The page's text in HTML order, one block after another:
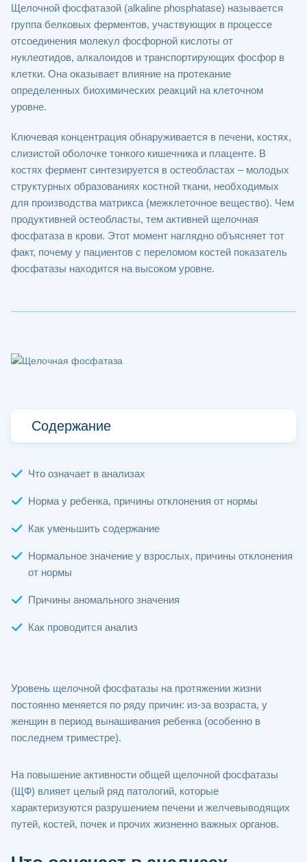
Щелочной фосфатазой (alkaline phosphatase) называется
группа белковых ферментов, участвующих в процессе
отсоединения молекул фосфорной кислоты от
нуклеотидов, алкалоидов и транспортирующих фосфор в
клетки. Она оказывает влияние на протекание
определенных биохимических реакций на клеточном
уровне.
Ключевая концентрация обнаруживается в печени, костях,
слизистой оболочке тонкого кишечника и плаценте. В
костях фермент синтезируется в остеобластах – молодых
структурных образованиях костной ткани, необходимых
для производства матрикса (межклеточное вещество). Чем
продуктивней остеобласты, тем активней щелочная
фосфатаза в крови. Этот момент наглядно объясняет тот
факт, почему у пациентов с переломом костей показатель
фосфатазы находится на высоком уровне.
Содержание
Что означает в анализах
Норма у ребенка, причины отклонения от нормы
Как уменьшить содержание
Нормальное значение у взрослых, причины отклонения
от нормы
Причины аномального значения
Как проводится анализ
Уровень щелочной фосфатазы на протяжении жизни
постоянно меняется по ряду причин: из-за возраста, у
женщин в период вынашивания ребенка (особенно в
последнем триместре).
На повышение активности общей щелочной фосфатазы
(ЩФ) влияет целый ряд патологий, которые
характеризуются разрушением печени и желчевыводящих
путей, костей, почек и прочих жизненно важных органов.